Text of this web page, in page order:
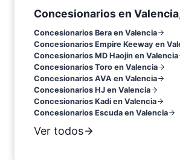
Concesionarios en
Concesionarios Bera en Valencia
Concesionarios Empire Keeway en
Concesionarios MD Haojin en Valencia
Concesionarios Toro en Valencia
Concesionarios AVA en Valencia
Concesionarios HJ en Valencia
Concesionarios Kadi en Valencia
Concesionarios Escuda en Valencia
Ver todos